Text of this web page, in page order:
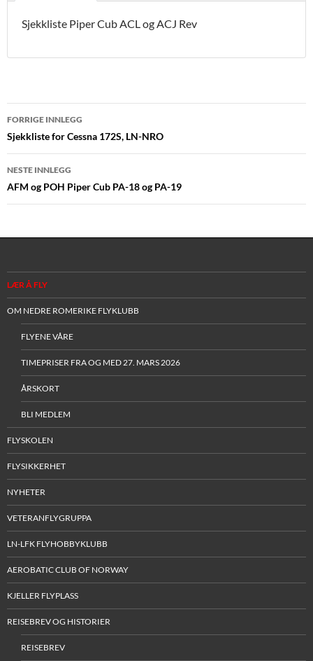
Sjekkliste Piper Cub ACL og ACJ Rev
Innleggsnavigasjon
FORRIGE INNLEGG
Sjekkliste for Cessna 172S, LN-NRO
NESTE INNLEGG
AFM og POH Piper Cub PA-18 og PA-19
LÆR Å FLY
OM NEDRE ROMERIKE FLYKLUBB
FLYENE VÅRE
TIMEPRISER FRA OG MED 27. MARS 2026
ÅRSKORT
BLI MEDLEM
FLYSKOLEN
FLYSIKKERHET
NYHETER
VETERANFLYGRUPPA
LN-LFK FLYHOBBYKLUBB
AEROBATIC CLUB OF NORWAY
KJELLER FLYPLASS
REISEBREV OG HISTORIER
REISEBREV